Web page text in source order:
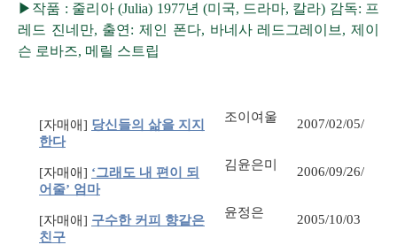
▶작품 : 줄리아 (Julia) 1977년 (미국, 드라마, 칼라) 감독: 프
레드 진네만, 출연: 제인 폰다, 바네사 레드그레이브, 제이
슨 로바즈, 메릴 스트립
[자매애] 당신들의 삶을 지지
한다
조이여울 2007/02/05/
[자매애] ‘그래도 내 편이 되
어줄’ 엄마
김윤은미 2006/09/26/
[자매애] 구수한 커피 향같은
친구
윤정은 2005/10/03